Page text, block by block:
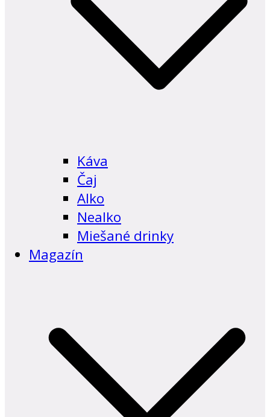
Káva
Čaj
Alko
Nealko
Miešané drinky
Magazín